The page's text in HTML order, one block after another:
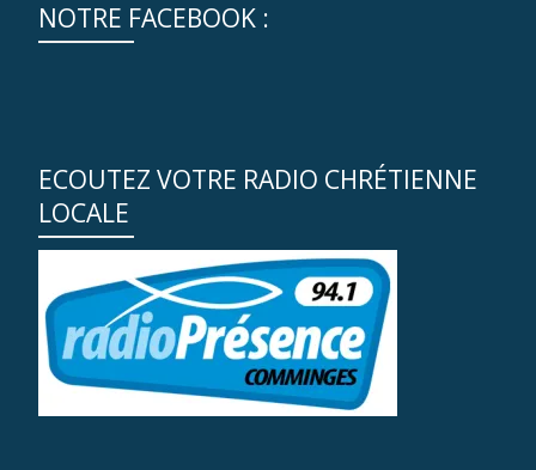
NOTRE FACEBOOK :
ECOUTEZ VOTRE RADIO CHRÉTIENNE
LOCALE